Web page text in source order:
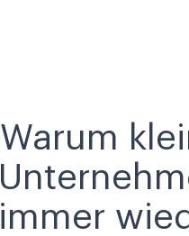
Warum
immer